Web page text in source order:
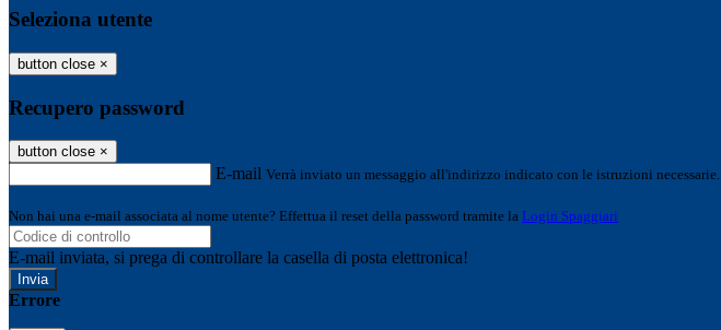
Seleziona utente
button close ×
Recupero password
button close ×
E-mail Verrà inviato un messaggio all'indirizzo indicato con le istruzioni necessarie.
Non hai una e-mail associata al nome utente? Effettua il reset della password tramite la Login Spaggiari
E-mail inviata, si prega di controllare la casella di posta elettronica!
Errore